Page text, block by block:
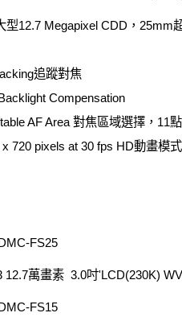
型12.7 Megapixel CDD，25mm
追蹤對焦
Compensation
AF Area 對焦區域選擇，11
x 720 pixels at 30 fps HD動畫模式
FS25
12.7萬畫素 3.0吋'LCD(230K)
FS15